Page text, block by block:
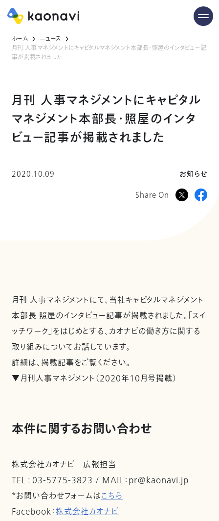
ホーム
ニュース
月刊 人事マネジメントにキャピタルマネジメント本部長・照屋のインタビュー記
事が掲載されました
月刊 人事マネジメントにキャピタル
マネジメント本部長・照屋のインタ
ビュー記事が掲載されました
2020.10.09 お知らせ
Share On
月刊 人事マネジメントにて、当社キャピタルマネジメント
本部長 照屋のインタビュー記事が掲載されました。「スイ
ッチワーク」をはじめとする、カオナビの働き方に関する
取り組みについてお話しています。
詳細は、掲載記事をご覧ください。
▼月刊人事マネジメント（2020年10月号掲載）
本件に関するお問い合わせ
株式会社カオナビ 広報担当
TEL : 03-5775-3823 / MAIL：pr@kaonavi.jp
*お問い合わせフォームはこちら
Facebook：株式会社カオナビ